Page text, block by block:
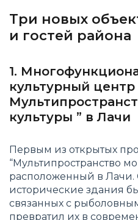
Три новых
и гостей района
1.
культурный центр
культуры ” в Лачи
Первым из открытых
“Мультипространство
расположенный в
исторические здания
связанных с
превратил их в